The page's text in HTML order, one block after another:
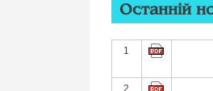
Останній
1
2